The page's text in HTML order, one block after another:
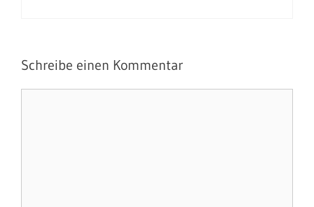
Schreibe einen Kommentar